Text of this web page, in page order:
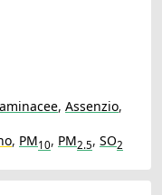
, Assenzio,
, PM10, PM2.5, SO2